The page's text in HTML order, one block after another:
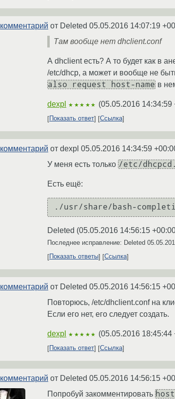
комментарий от Deleted 05.05.2016 14:07:19
Там вообще нет dhclient.conf
А dhclient есть? А то будет как в
/etc/dhcp, а может и вообще не
also request host-name в
dexpl ★★★★★ (05.05.2016 14:34:59
Показать ответ Ссылка
комментарий от dexpl 05.05.2016 14:34:59
У меня есть только /etc/
Есть ещё:
Deleted (05.05.2016 14:56:15
Последнее исправление: Deleted
Показать ответы
Ссылка
комментарий от Deleted 05.05.2016 14:56:15
Повторюсь, /etc/dhclient.conf на
Если его нет, его следует создать.
dexpl ★★★★★ (05.05.2016 18:45:44
Показать ответ Ссылка
комментарий от Deleted 05.05.2016 14:56:15
Попробуй закомментировать